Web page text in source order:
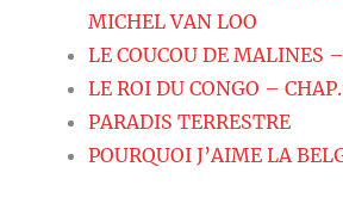
MICHEL VAN LOO
LE COUCOU DE MALINES
LE ROI DU CONGO –
PARADIS TERRESTRE
POURQUOI J’AIME LA